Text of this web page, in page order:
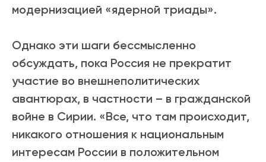
модернизацией «ядерной триады».
Однако эти шаги бессмысленно
обсуждать, пока Россия не прекратит
участие во внешнеполитических
авантюрах, в частности – в гражданской
войне в Сирии. «Все, что там происходит,
никакого отношения к национальным
интересам России в положительном